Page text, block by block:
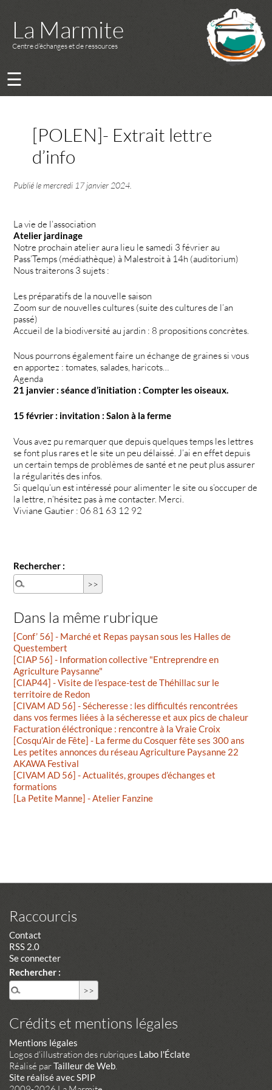
La Marmite
Centre d’échanges et de ressources
☰
[POLEN]- Extrait lettre
d’info
Publié lemercredi 17 janvier 2024
La vie de l’association
Atelier jardinage
Notre prochain atelier aura lieu le samedi 3 février au
Pass’Temps (médiathèque) à Malestroit à 14h (auditorium)
Nous traiterons 3 sujets :
Les préparatifs de la nouvelle saison
Zoom sur de nouvelles cultures (suite des cultures de l’an
passé)
Accueil de la biodiversité au jardin : 8 propositions concrètes.
Nous pourrons également faire un échange de graines si vous
en apportez : tomates, salades, haricots…
Agenda
21 janvier : séance d’initiation : Compter les oiseaux.
15 février : invitation : Salon à la ferme
Vous avez pu remarquer que depuis quelques temps les lettres
se font plus rares et le site un peu délaissé. J’ai en effet depuis
un certain temps de problèmes de santé et ne peut plus assurer
la régularités des infos.
Si quelqu’un est intéressé pour alimenter le site ou s’occuper de
la lettre, n’hésitez pas à me contacter. Merci.
Viviane Gautier : 06 81 63 12 92
Rechercher :
Dans la même rubrique
[Conf’ 56] - Marché et Repas paysan sous les Halles de
Questembert
[CIAP 56] - Information collective "Entreprendre en
Agriculture Paysanne"
[CIAP44] - Visite de l’espace-test de Théhillac sur le
territoire de Redon
[CIVAM AD 56] - Sécheresse : les difficultés rencontrées
dans vos fermes liées à la sécheresse et aux pics de chaleur
Facturation éléctronique : rencontre à la Vraie Croix
[Cosqu’Air de Fête] - La ferme du Cosquer fête ses 300 ans
Les petites annonces du réseau Agriculture Paysanne 22
AKAWA Festival
[CIVAM AD 56] - Actualités, groupes d’échanges et
formations
[La Petite Manne] - Atelier Fanzine
Raccourcis
Contact
RSS 2.0
Se connecter
Rechercher :
Crédits et mentions légales
Mentions légales
Logos d'illustration des rubriques Labo l'Éclate
Réalisé parTailleur de Web
Site réalisé avec SPIP